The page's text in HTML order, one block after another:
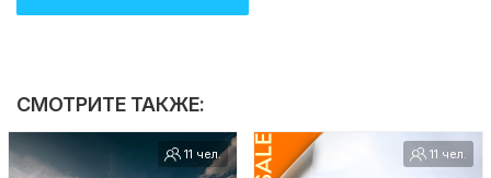
СМОТРИТЕ ТАКЖЕ:
11 чел. 11 чел.